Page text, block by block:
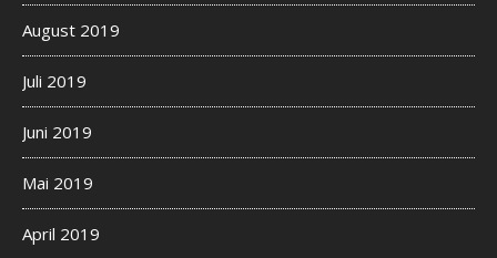
August 2019
Juli 2019
Juni 2019
Mai 2019
April 2019